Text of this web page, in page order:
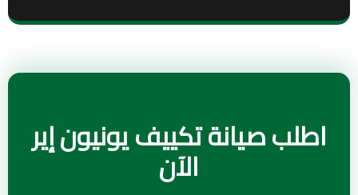
اطلب صيانة تكييف يونيون إير
الآن